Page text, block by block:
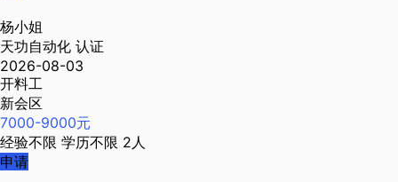
杨小姐
天功自动化 认证
2026-08-03
开料工
新会区
7000-9000元
经验不限 学历不限 2人
申请